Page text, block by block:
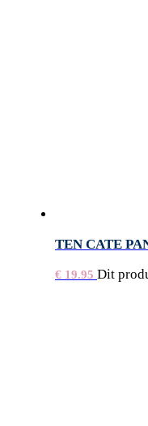
TEN CATE
€ 19.95 Dit